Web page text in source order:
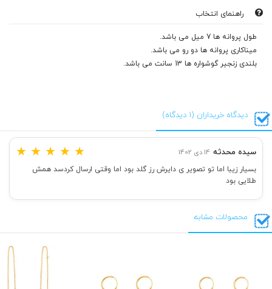
راهنمای انتخاب
طول پروانه ها 7 میل می باشد.
میناکاری پروانه ها دو رو می باشد.
بلندی زنجیر گوشواره ها 13 سانت می باشد.
دیدگاه خریداران (1 دیدگاه)
سیده محدثه 14 دی 1402 ★ ★ ★ ★ ★
بسیار زیبا اما تو تصویر ی دایرش رز گلد بود اما وقتی ارسال کردسد همش
طلایی بود
محصولات مشابه